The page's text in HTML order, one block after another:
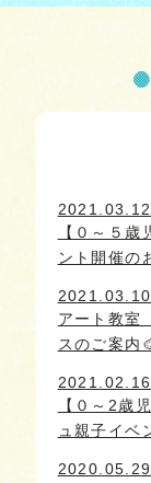
2021.03.12
【０～５
ント開催の
2021.03.10
アート教室
スのご案内
2021.02.16
【０～2歳
ュ親子イベ
2020.05.29